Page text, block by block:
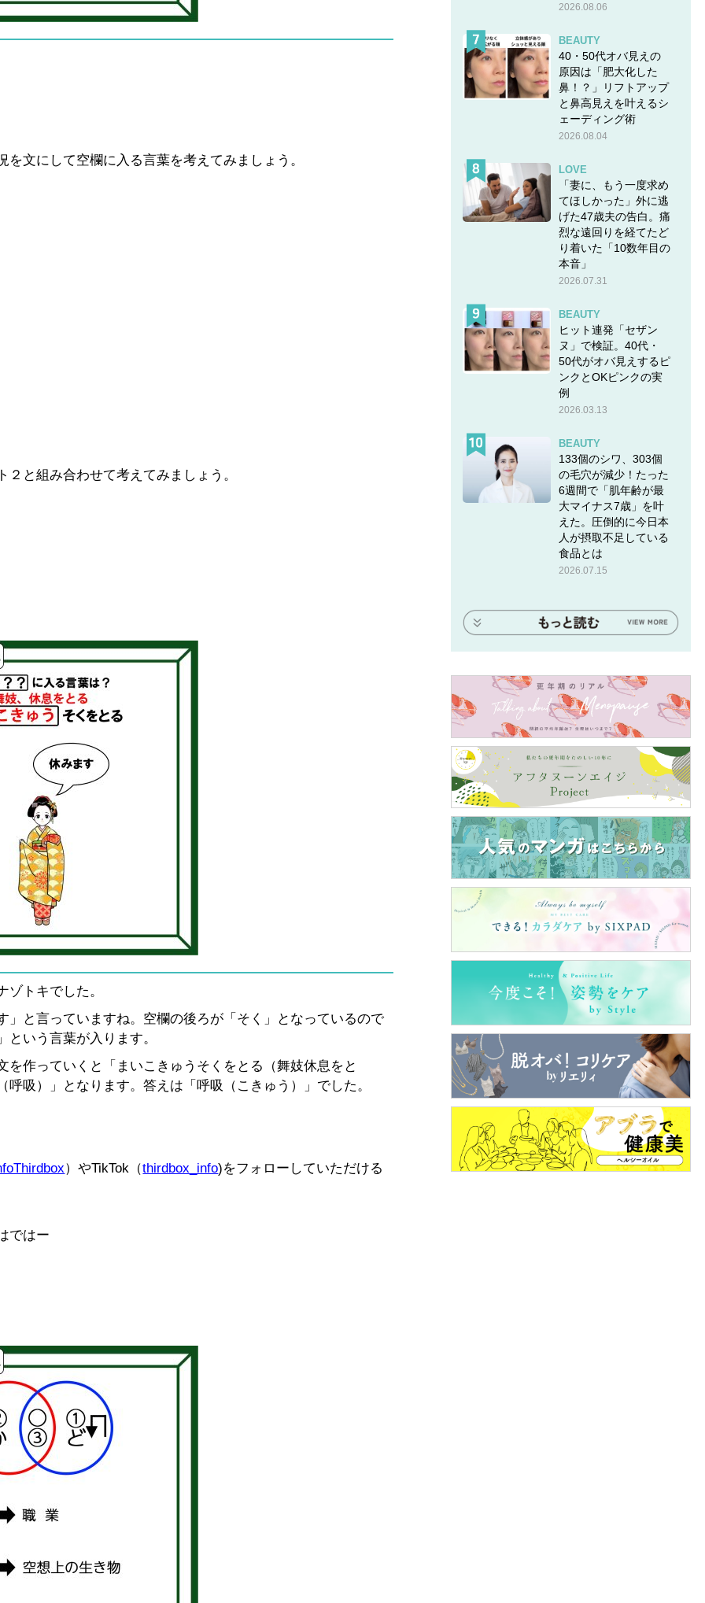
文にして空欄に入る言葉を考えてみましょう。
と組み合わせて考えてみましょう。
トキでした。
と言っていますね。空欄の後ろが「そく」となっているので
いう言葉が入ります。
作っていくと「まいこきゅうそくをとる（舞妓休息をと
吸）」となります。答えは「呼吸（こきゅう）」でした。
）やTikTok（thirdbox_info)をフォローしていただける
ではー
2026.08.06
BEAUTY
40・50代オバ見えの
原因は「肥大化した
鼻！？」リフトアップ
と鼻高見えを叶えるシ
ェーディング術
2026.08.04
LOVE
「妻に、もう一度求め
てほしかった」外に逃
げた47歳夫の告白。痛
烈な遠回りを経てたど
り着いた「10数年目の
本音」
2026.07.31
BEAUTY
ヒット連発「セザン
ヌ」で検証。40代・
50代がオバ見えするピ
ンクとOKピンクの実
例
2026.03.13
BEAUTY
133個のシワ、303個
の毛穴が減少！たった
6週間で「肌年齢が最
大マイナス7歳」を叶
えた。圧倒的に今日本
人が摂取不足している
食品とは
2026.07.15